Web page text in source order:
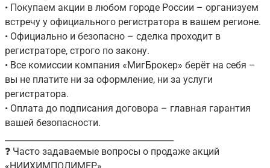
• Покупаем акции в любом городе России – организуем
встречу у официального регистратора в вашем регионе.
• Официально и безопасно – сделка проходит в
регистраторе, строго по закону.
• Все комиссии компания «МигБрокер» берёт на себя –
вы не платите ни за оформление, ни за услуги
регистратора.
• Оплата до подписания договора – главная гарантия
вашей безопасности.
❓ Часто задаваемые вопросы о продаже акций